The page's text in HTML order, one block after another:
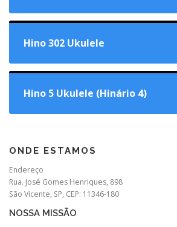
Hino 302 Ukulele
Hino 5 Ukulele (Hinário 4)
ONDE ESTAMOS
Endereço
Rua. José Gomes Henriques, 898
São Vicente, SP, CEP: 11346-180
NOSSA MISSÃO